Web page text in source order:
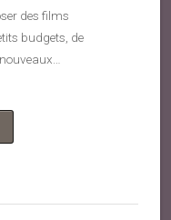
des films
budgets, de